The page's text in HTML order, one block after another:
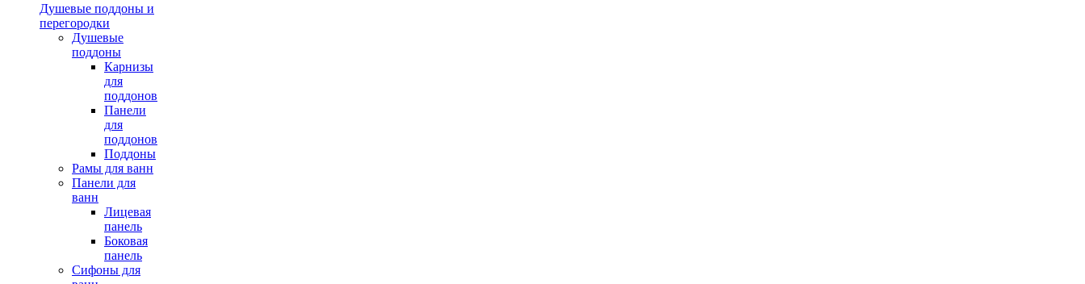
Душевые поддоны и
перегородки
Душевые
поддоны
Карнизы
для
поддонов
Панели
для
поддонов
Поддоны
Рамы для ванн
Панели для
ванн
Лицевая
панель
Боковая
панель
Сифоны для